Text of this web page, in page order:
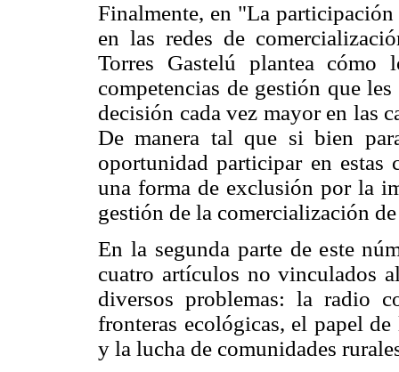
Finalmente, en "La participación
en las redes de
Torres Gastelú plantea cómo
competencias de gestión que
decisión cada vez mayor en las
De manera tal que si bien
oportunidad participar en estas
una forma de exclusión por la
gestión de la comercialización
En la segunda parte de este
cuatro artículos no vinculados
diversos problemas: la radio
fronteras ecológicas, el papel
y la lucha de comunidades